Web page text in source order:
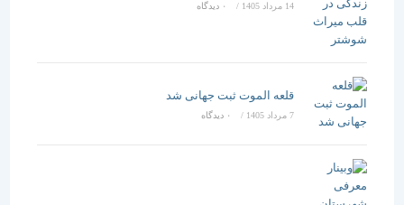
14 مرداد 1405 / ۰ دیدگاه
قلعه الموت ثبت جهانی شد
/ ۰ دیدگاه